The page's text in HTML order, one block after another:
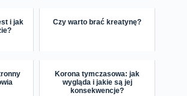
i jak
Czy warto brać kreatynę?
Korona tymczasowa: jak
wygląda i jakie są jej
konsekwencje?